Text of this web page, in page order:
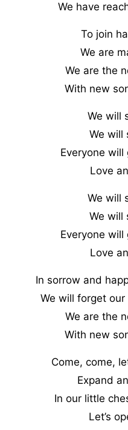
We have
To join
We are
We are the
With new
We will
We will
Everyone will
Love
We will
We will
Everyone will
Love
In sorrow and
We will forget
We are the
With new
Come, come,
Expand
In our little
Let’s